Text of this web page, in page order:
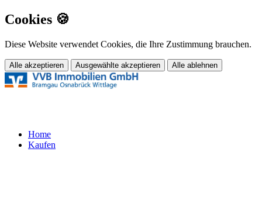
Cookies 🍪
Diese Website verwendet Cookies, die Ihre Zustimmung brauchen.
Alle akzeptieren Ausgewählte akzeptieren Alle ablehnen
Home
Kaufen